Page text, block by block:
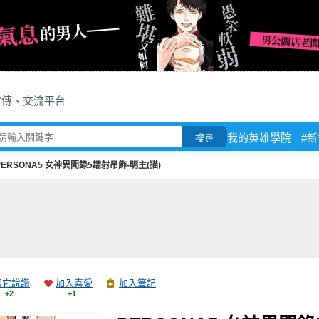
、交流平台
搜尋 我的英雄學院 #
女神異聞錄5鐳射吊飾-明主(猫)
它說讚
+2
加入喜愛
+1
加入筆記